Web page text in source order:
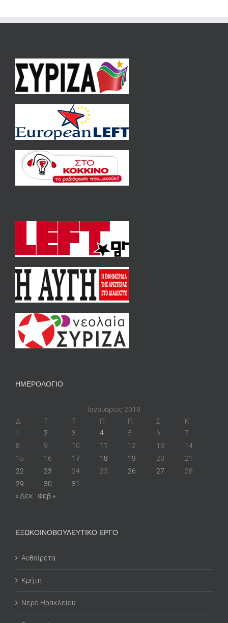
ΗΜΕΡΟΛΟΓΙΟ
Ιανουάριος 2018
Δ
Τ Τ Π Π Σ
Κ
1
2 3 4 5 6
7
8
9 10 11 12 13
14
15
16 17 18 19 20
21
22
23 24 25 26 27
28
29
30
31
« Δεκ
Φεβ »
ΕΞΩΚΟΙΝΟΒΟΥΛΕΥΤΙΚΟ ΕΡΓΟ
Αυθαίρετα
Κρήτη
Νερό Ηρακλείου